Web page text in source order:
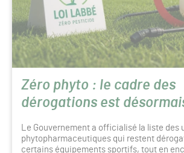
Zéro phyto : le cadre des
dérogations est
Le Gouvernement a officialisé la liste des
phytopharmaceutiques qui restent
certains équipements sportifs, tout en